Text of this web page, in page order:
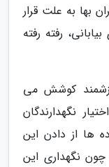
بها به علت قرار
رفته رفته
کوشش می
نگهدارندگان
ها از دادن این
چون نگهداری این